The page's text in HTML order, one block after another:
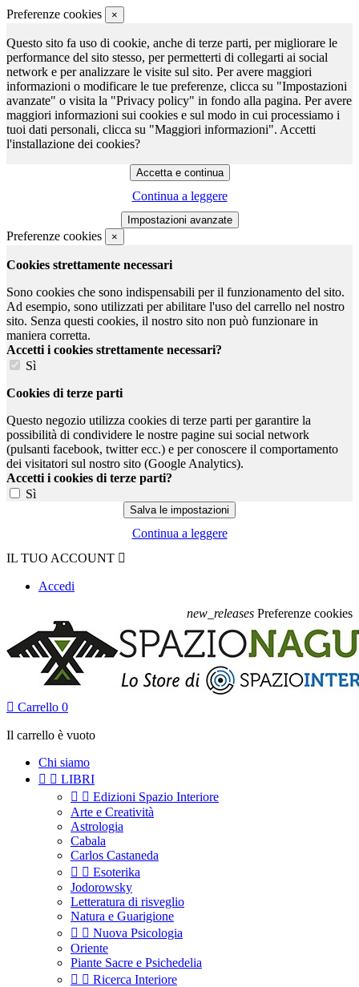
Preferenze cookies ×
Questo sito fa uso di cookie, anche di terze parti, per migliorare le
performance del sito stesso, per permetterti di collegarti ai social
network e per analizzare le visite sul sito. Per avere maggiori
informazioni o modificare le tue preferenze, clicca su "Impostazioni
avanzate" o visita la "Privacy policy" in fondo alla pagina. Per avere
maggiori informazioni sui cookies e sul modo in cui processiamo i
tuoi dati personali, clicca su "Maggiori informazioni". Accetti
l'installazione dei cookies?
Continua a leggere
Preferenze cookies ×
Cookies strettamente necessari
Sono cookies che sono indispensabili per il funzionamento del sito.
Ad esempio, sono utilizzati per abilitare l'uso del carrello nel nostro
sito. Senza questi cookies, il nostro sito non può funzionare in
maniera corretta.
Accetti i cookies strettamente necessari?
Sì
Cookies di terze parti
Questo negozio utilizza cookies di terze parti per garantire la
possibilità di condividere le nostre pagine sui social network
(pulsanti facebook, twitter ecc.) e per conoscere il comportamento
dei visitatori sul nostro sito (Google Analytics).
Accetti i cookies di terze parti?
Sì
Continua a leggere
IL TUO ACCOUNT 
Accedi
new_releases Preferenze cookies
 Carrello 0
Il carrello è vuoto
Chi siamo
  LIBRI
  Edizioni Spazio Interiore
Arte e Creatività
Astrologia
Cabala
Carlos Castaneda
  Esoterika
Jodorowsky
Letteratura di risveglio
Natura e Guarigione
  Nuova Psicologia
Oriente
Piante Sacre e Psichedelia
  Ricerca Interiore